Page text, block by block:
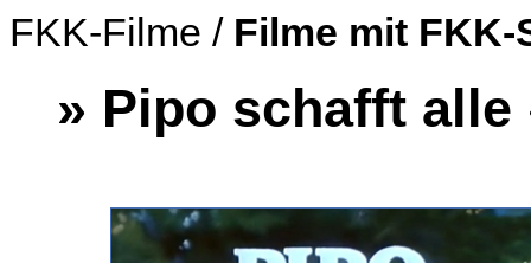
FKK-Filme / Filme mit FKK-
» Pipo schafft alle